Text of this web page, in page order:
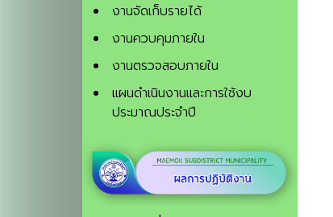
งานจัดเก็บรายได้
งานควบคุมภายใน
งานตรวจสอบภายใน
แผนดำเนินงานและการใช้งบ
ประมาณประจำปี